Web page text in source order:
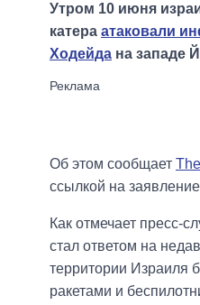
Утром 10 июня
катера атаковали
Ходейда на западе
Об этом сообщает
ссылкой на
Как отмечает пресс-
стал ответом на
территории Израиля
ракетами и